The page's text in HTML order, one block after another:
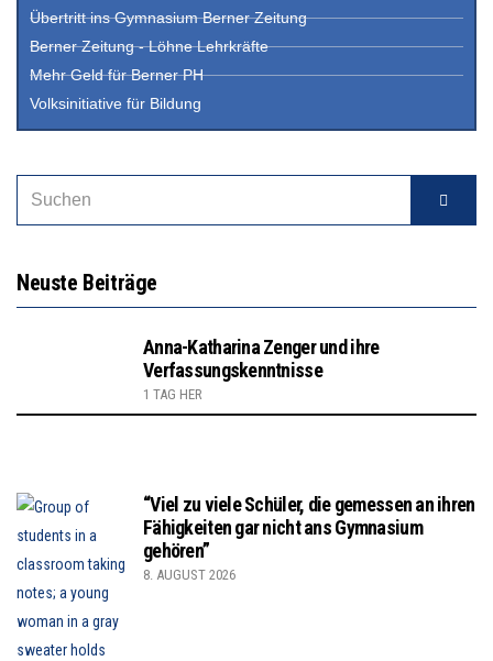
Übertritt ins Gymnasium Berner Zeitung
Berner Zeitung - Löhne Lehrkräfte
Mehr Geld für Berner PH
Volksinitiative für Bildung
Neuste Beiträge
Anna-Katharina Zenger und ihre
Verfassungskenntnisse
1 TAG HER
“Viel zu viele Schüler, die gemessen an ihren
Fähigkeiten gar nicht ans Gymnasium
gehören”
8. AUGUST 2026